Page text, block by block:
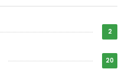
2
20